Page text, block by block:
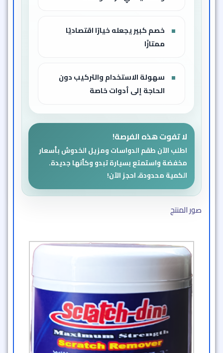
خصم كبير يجعله خيارًا اقتصاديًا
ممتازًا
سهولة الاستخدام والتركيب دون
الحاجة إلى أدوات خاصة
لا تفوت هذه الفرصة!
اطلب الآن طقم الدواسات ومزيل الخدوش بأسعار
مخفضة واستمتع بسيارة تبدو وكأنها جديدة.
الكمية محدودة، احجز الآن!
صور المنتج​